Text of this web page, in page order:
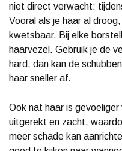
niet direct verwacht:
Vooral als je haar al
kwetsbaar. Bij elke
haarvezel. Gebruik je de
hard, dan kan de
haar sneller af.
Ook nat haar is
uitgerekt en zacht,
meer schade kan